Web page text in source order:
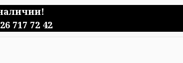
717 72 42